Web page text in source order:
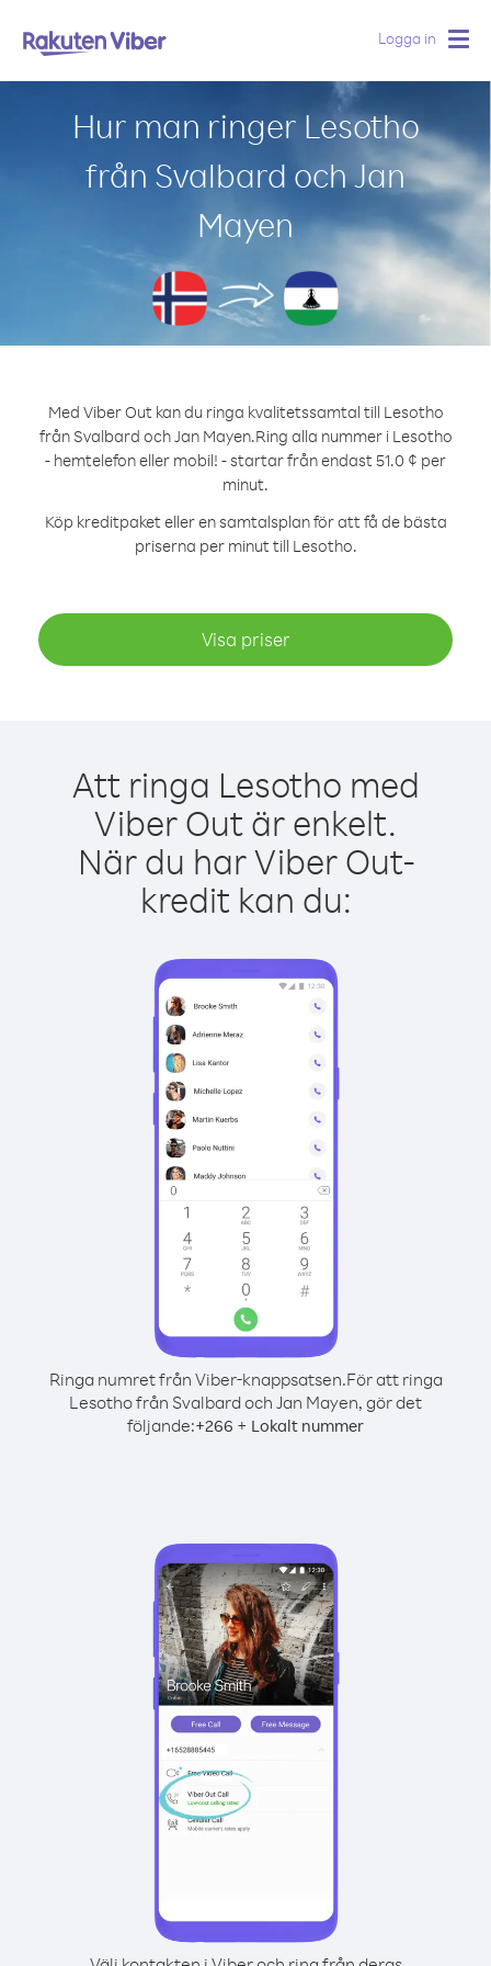
Logga in
Hur man ringer Lesotho
från Svalbard och Jan
Mayen
Med Viber Out kan du ringa kvalitetssamtal till Lesotho
från Svalbard och Jan Mayen.Ring alla nummer i Lesotho
- hemtelefon eller mobil! - startar från endast 51.0 ¢ per
minut.
Köp kreditpaket eller en samtalsplan för att få de bästa
priserna per minut till Lesotho.
Visa priser
Att ringa Lesotho med
Viber Out är enkelt.
När du har Viber Out-
kredit kan du:
Ringa numret från Viber-knappsatsen.För att ringa
Lesotho från Svalbard och Jan Mayen, gör det
följande:+266 + Lokalt nummer